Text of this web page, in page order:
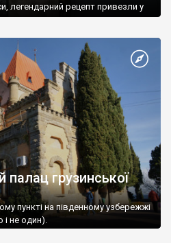
легендарний рецепт привезли у
грузинської
пункті на південному узбережжі
і не один).